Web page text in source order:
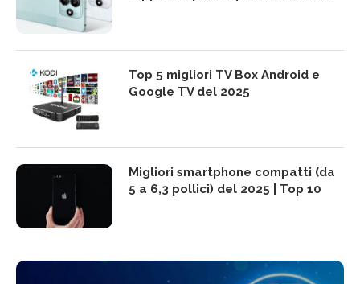
Top 5 migliori TV Box Android e
Google TV del 2025
Migliori smartphone compatti (da
5 a 6,3 pollici) del 2025 | Top 10